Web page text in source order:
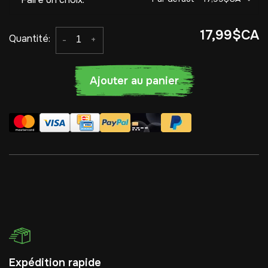
Quantité: +
- 17,99$CA
Ajouter au panier
Expédition rapide